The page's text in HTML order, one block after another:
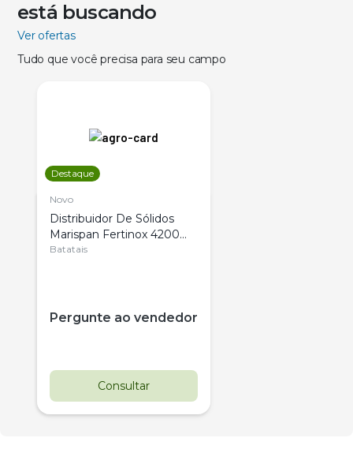
está buscando
Ver ofertas
Tudo que você precisa para seu campo
Destaque
Novo
Distribuidor De Sólidos
Marispan Fertinox 4200
Citrus
Batatais
Pergunte ao vendedor
Consultar